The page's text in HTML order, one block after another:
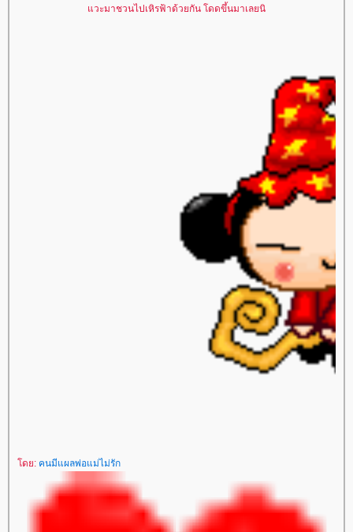
วะมาชวนไปเหิรฟ้าด้วยกัน โดดขึ้นมาเลยนิ
ดย: คนมีแผลพ่อแม่ไม่รัก